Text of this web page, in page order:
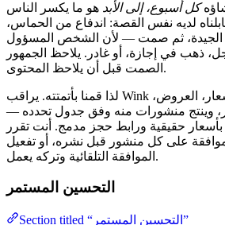
كل أسبوع، إلى الأبد هو ما يكسر الناس
لديه نفس القصة: اندفاع من الحماس،
ثم صمت — لأن الشخص المسؤول
ذهب في إجازة، أو غادر. يلاحظ الجمهور
الصمت قبل أن يلاحظ المحتوى.
لذا قمنا بأتمتته. يراقب Wink مخزونك الحي، الأسعار، العروض،
وينتج منشورات منه وفق جدول تحدده —
بأسعار حقيقية ورابط حجز مدمج. أنت تقرر
على كل منشور قبل نشره، أو تفعيل
الموافقة التلقائية وتركه يعمل.
التحسين المستمر
Section titled “التحسين المستمر”